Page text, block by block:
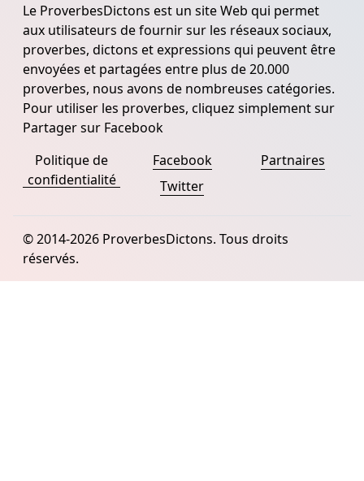
Le ProverbesDictons est un site Web qui permet
aux utilisateurs de fournir sur les réseaux sociaux,
proverbes, dictons et expressions qui peuvent être
envoyées et partagées entre plus de 20.000
proverbes, nous avons de nombreuses catégories.
Pour utiliser les proverbes, cliquez simplement sur
Partager sur Facebook
Politique de
confidentialité
Facebook
Twitter
Partnaires
© 2014-2026 ProverbesDictons. Tous droits
réservés.